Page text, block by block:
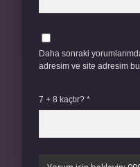
Daha sonraki
adresim ve site adresim
7 + 8 kaçtır? *